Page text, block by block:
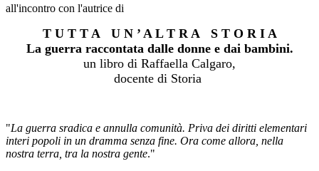
all'incontro con l'autrice di
T U T T A U N ’ A L T R A S T O R I A
La guerra raccontata dalle donne e dai bambini.
un libro di Raffaella Calgaro,
docente di Storia
"La guerra sradica e annulla comunità. Priva dei diritti elementari
interi popoli in un dramma senza fine. Ora come allora, nella
nostra terra, tra la nostra gente."